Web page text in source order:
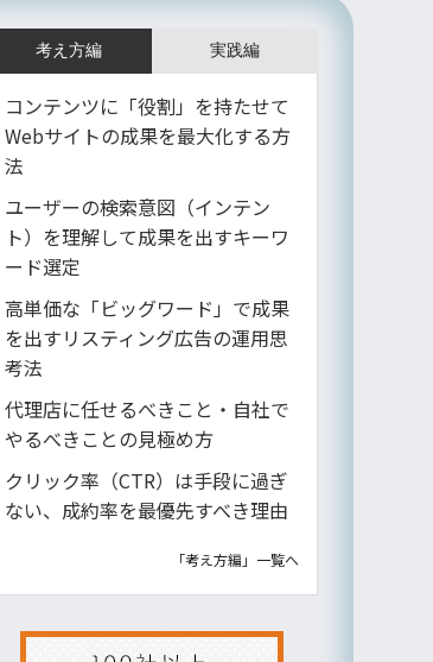
考え方編 実践編
コンテンツに「役割」を持たせて
Webサイトの成果を最大化する方
法
ユーザーの検索意図（インテン
ト）を理解して成果を出すキーワ
ード選定
高単価な「ビッグワード」で成果
を出すリスティング広告の運用思
考法
代理店に任せるべきこと・自社で
やるべきことの見極め方
クリック率（CTR）は手段に過ぎ
ない、成約率を最優先すべき理由
「考え方編」一覧へ